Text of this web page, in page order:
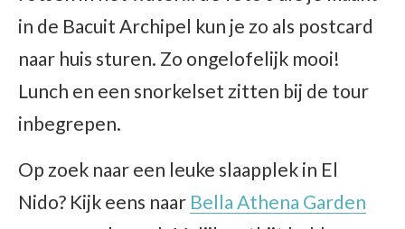
in de Bacuit Archipel kun je zo als postcard
naar huis sturen. Zo ongelofelijk mooi!
Lunch en een snorkelset zitten bij de tour
inbegrepen.
Op zoek naar een leuke slaapplek in El
Nido? Kijk eens naar Bella Athena Garden